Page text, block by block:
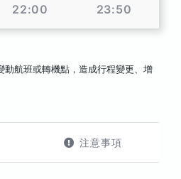
22:00 23:50
航班或轉機點，造成行程變更、增
注意事項